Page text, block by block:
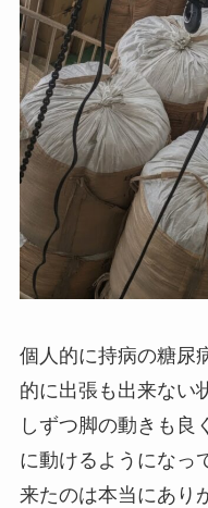
個人的に持病の糖尿
的に出張も出来ない
しずつ脚の動きも良
に動けるようになっ
来たのは本当にあり